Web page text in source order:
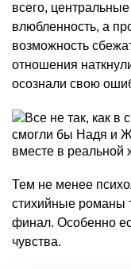
всего,
влюбленность, а
возможность
отношения
осознали свою
Тем не менее
стихийные романы
финал. Особенно
чувства.